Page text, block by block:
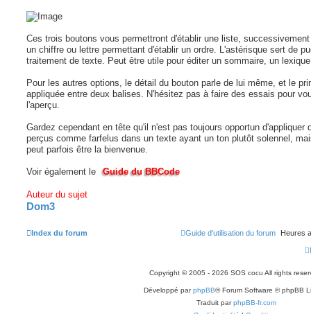
Ces trois boutons vous permettront d'établir une liste,
un chiffre ou lettre permettant d'établir un ordre. L'astérisque sert de
traitement de texte. Peut être utile pour éditer un sommaire, un
Pour les autres options, le détail du bouton parle de lui même, et le
appliquée entre deux balises. N'hésitez pas à faire des essais pour
l'aperçu.
Gardez cependant en tête qu'il n'est pas toujours opportun d'appliquer
perçus comme farfelus dans un texte ayant un ton plutôt solennel,
peut parfois être la bienvenue.
Voir également le Guide du BBCode
Auteur du sujet
Dom3
Index du forum Heures
Guide d'utilisation du forum
Copyright © 2005 - 2026 SOS cocu All rights
Développé parphpBB® Forum Software © phpBB
Traduit parphpBB-fr.com